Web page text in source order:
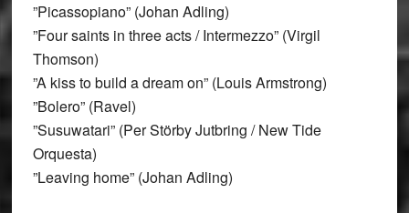
”Picassopiano” (Johan Adling)
”Four saints in three acts / Intermezzo” (Virgil
Thomson)
”A kiss to build a dream on” (Louis Armstrong)
”Bolero” (Ravel)
”Susuwatari” (Per Störby Jutbring / New Tide
Orquesta)
”Leaving home” (Johan Adling)